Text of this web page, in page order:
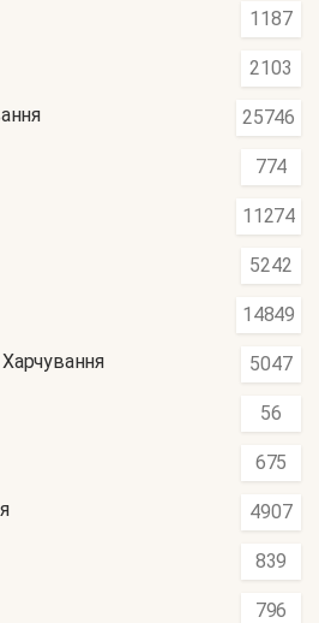
1187
2103
25746
774
11274
5242
14849
5047
56
675
4907
839
796